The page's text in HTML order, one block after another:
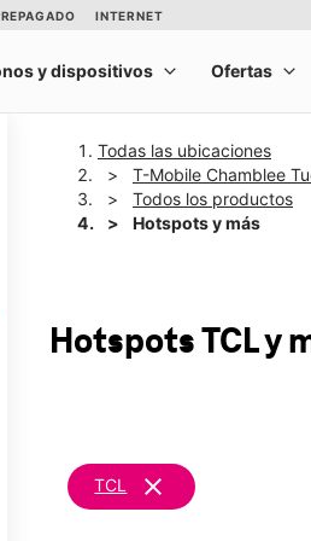
Todas las ubicaciones
T-Mobile Chamblee
Todos los productos
Hotspots y más
Hotspots TCL y
TCL clear